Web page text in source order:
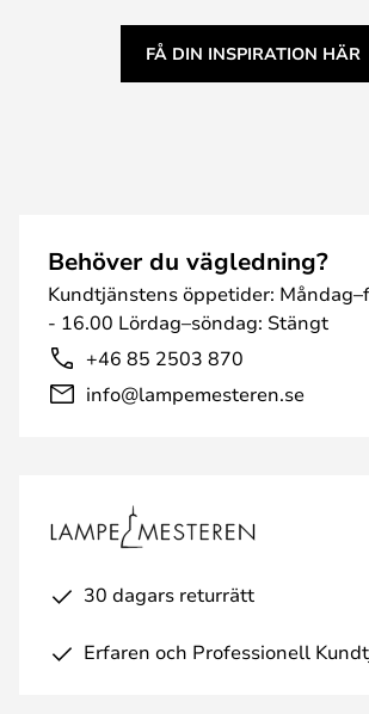
FÅ DIN INSPIRATION HÄR
Behöver du vägledning?
Kundtjänstens öppetider:
- 16.00 Lördag–söndag: Stängt
+46 85 2503 870
info@lampemesteren.se
30 dagars returrätt
Erfaren och Professionell